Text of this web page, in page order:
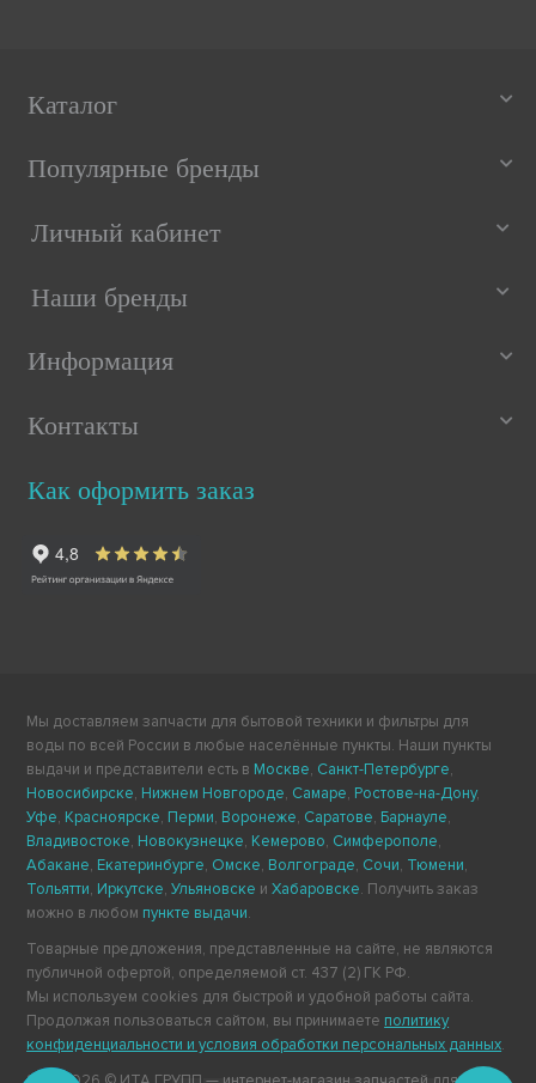
Каталог
Популярные бренды
Личный кабинет
Наши бренды
Информация
Контакты
Как оформить заказ
Мы доставляем запчасти для бытовой техники и фильтры для
воды по всей России в любые населённые пункты. Наши пункты
выдачи и представители есть в Москве, Санкт-Петербурге,
Новосибирске, Нижнем Новгороде, Самаре, Ростове-на-Дону,
Уфе, Красноярске, Перми, Воронеже, Саратове, Барнауле,
Владивостоке, Новокузнецке, Кемерово, Симферополе,
Абакане, Екатеринбурге, Омске, Волгограде, Сочи, Тюмени,
Тольятти, Иркутске,Ульяновске иХабаровске. Получить заказ
можно в любом пункте выдачи.
Товарные предложения, представленные на сайте, не являются
публичной офертой, определяемой ст. 437 (2) ГК РФ.
Мы используем cookies для быстрой и удобной работы сайта.
Продолжая пользоваться сайтом, вы принимаете политику
конфиденциальности и условия обработки персональных данных.